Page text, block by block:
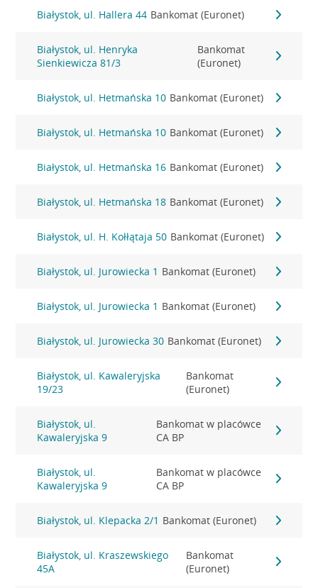
Białystok, ul. Hallera 44 Bankomat (Euronet)
Białystok, ul. Henryka
Sienkiewicza 81/3
Bankomat
(Euronet)
Białystok, ul. Hetmańska 10 Bankomat (Euronet)
Białystok, ul. Hetmańska 10 Bankomat (Euronet)
Białystok, ul. Hetmańska 16 Bankomat (Euronet)
Białystok, ul. Hetmańska 18 Bankomat (Euronet)
Białystok, ul. H. Kołłątaja 50 Bankomat (Euronet)
Białystok, ul. Jurowiecka 1 Bankomat (Euronet)
Białystok, ul. Jurowiecka 1 Bankomat (Euronet)
Białystok, ul. Jurowiecka 30 Bankomat (Euronet)
Białystok, ul. Kawaleryjska
19/23
Bankomat
(Euronet)
Białystok, ul.
Kawaleryjska 9
Bankomat w placówce
CA BP
Białystok, ul.
Kawaleryjska 9
Bankomat w placówce
CA BP
Białystok, ul. Klepacka 2/1 Bankomat (Euronet)
Białystok, ul. Kraszewskiego
45A
Bankomat
(Euronet)